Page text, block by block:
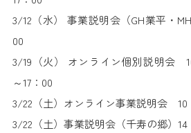
3/12（水） 事業説明会（GH業平・
00
3/19（火） オンライン個別説明会
～17：00
3/22（土）オンライン事業説明会 10
3/22（土）事業説明会（千寿の郷）14